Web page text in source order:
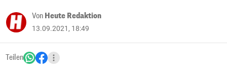
Von Heute Redaktion
13.09.2021, 18:49
Teilen